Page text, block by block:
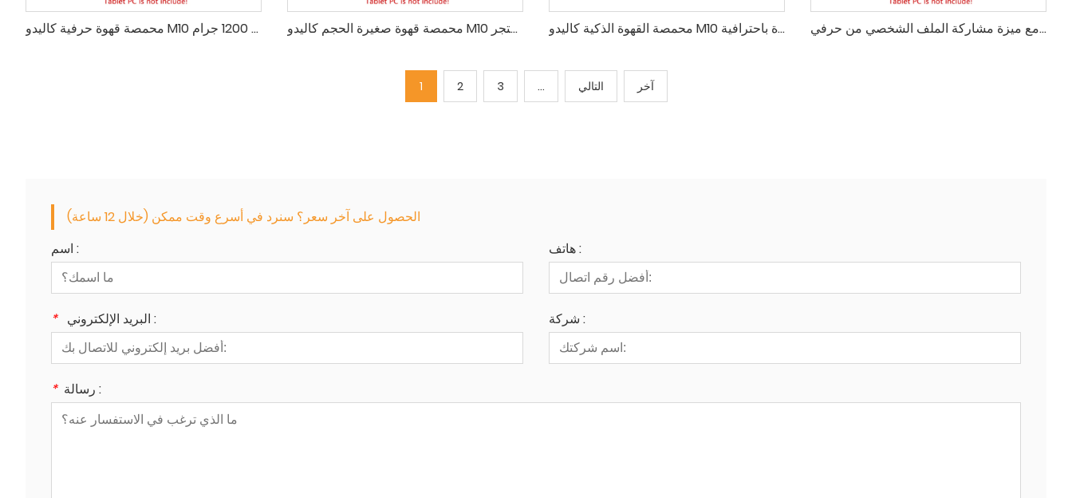
محمصة قهوة حرفية كاليدو M10 محترف بسعة 1200 جرام محمصة قهوة صغيرة الحجم كاليدو M10 محترف للمنزل والمتجر محمصة القهوة الذكية كاليدو M10 محترف لتحميص القهوة باحترافية محمصة قهوة مدمجة سعة 1.2 كجم مع ميزة مشاركة الملف الشخصي من حرفي
1 2 3 ... التالي آخر
الحصول على آخر سعر؟ سنرد في أسرع وقت ممكن (خلال 12 ساعة)
اسم :
هاتف :
* البريد الإلكتروني : شركة :
* رسالة :